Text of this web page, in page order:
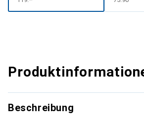
Beschreibung